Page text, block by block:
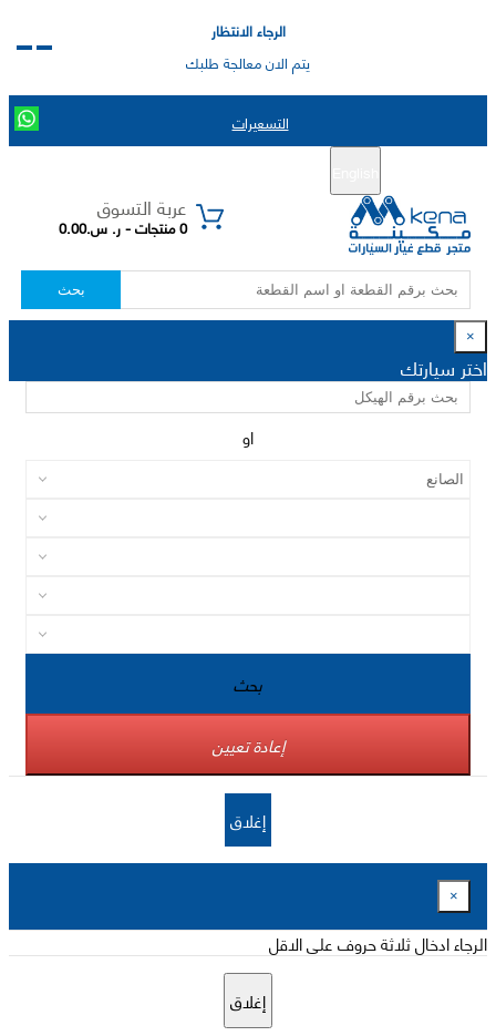
الرجاء الانتظار
يتم الان معالجة طلبك
التسعيرات
عربة التسوق
0 منتجات - ر. س.0.00
بحث
×
اختر سيارتك
او
بحث
إعادة تعيين
إغلاق
×
الرجاء ادخال ثلاثة حروف على الاقل
إغلاق